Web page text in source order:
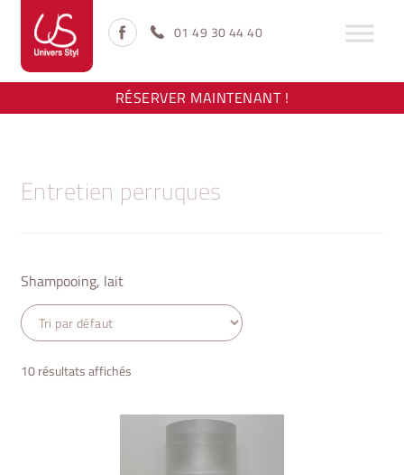
Aller
navigation
Aller
au
contenu
01 49 30 44 40
RÉSERVER MAINTENANT !
Entretien perruques
Shampooing, lait
10 résultats affichés